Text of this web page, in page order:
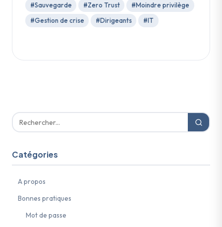
#Sauvegarde
#Zero Trust
#Moindre privilège
#Gestion de crise
#Dirigeants #IT
Catégories
A propos
Bonnes pratiques
Mot de passe